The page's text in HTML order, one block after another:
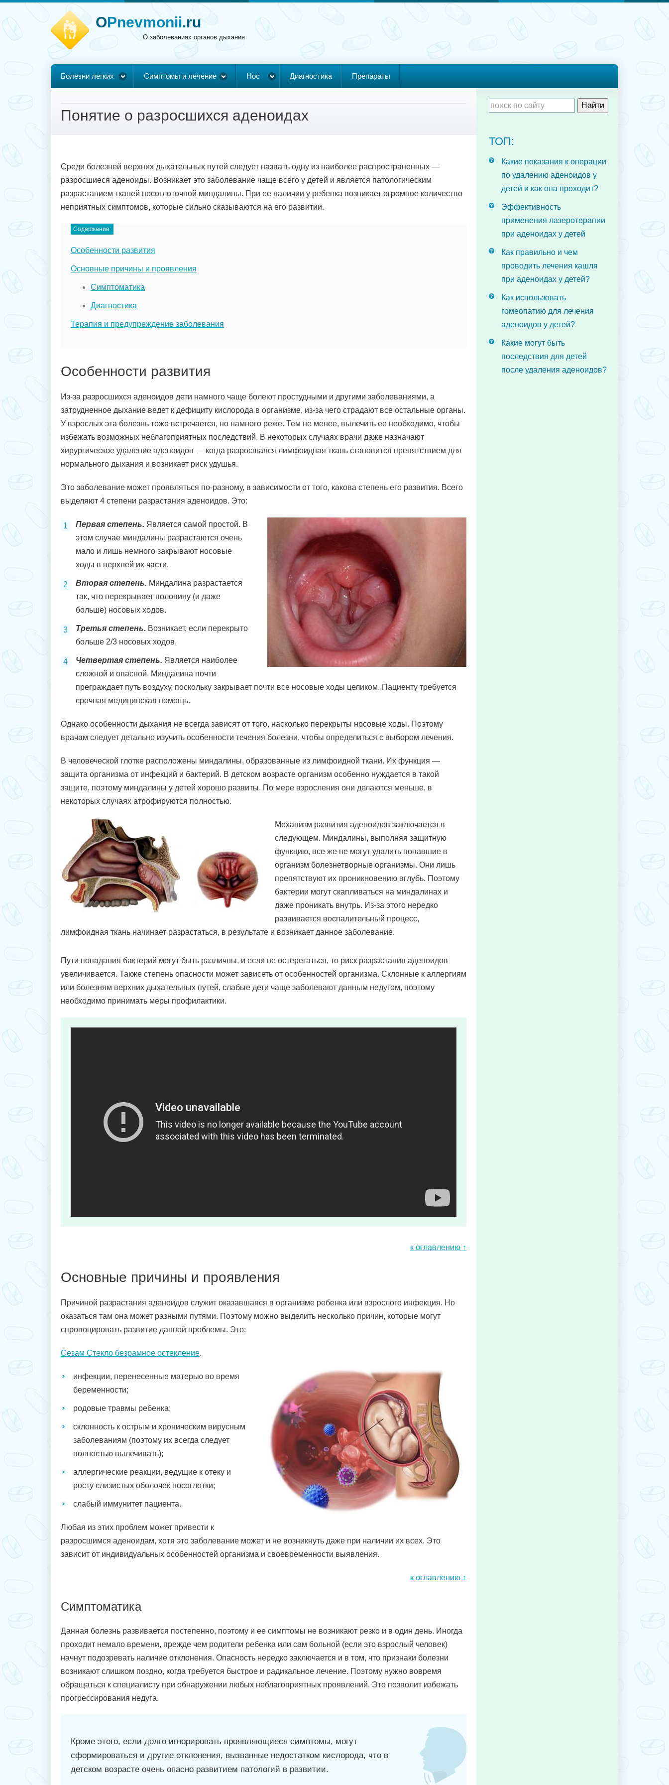
OPnevmonii.ru
О заболеваниях органов дыхания
Болезни легких Симптомы и лечение Нос Диагностика Препараты
Понятие о разросшихся аденоидах
Среди болезней верхних дыхательных путей следует назвать одну из наиболее распространенных —
разросшиеся аденоиды. Возникает это заболевание чаще всего у детей и является патологическим
разрастанием тканей носоглоточной миндалины. При ее наличии у ребенка возникает огромное количество
неприятных симптомов, которые сильно сказываются на его развитии.
Содержание:
Особенности развития
Основные причины и проявления
Симптоматика
Диагностика
Терапия и предупреждение заболевания
Особенности развития
Из-за разросшихся аденоидов дети намного чаще болеют простудными и другими заболеваниями, а
затрудненное дыхание ведет к дефициту кислорода в организме, из-за чего страдают все остальные органы.
У взрослых эта болезнь тоже встречается, но намного реже. Тем не менее, вылечить ее необходимо, чтобы
избежать возможных неблагоприятных последствий. В некоторых случаях врачи даже назначают
хирургическое удаление аденоидов — когда разросшаяся лимфоидная ткань становится препятствием для
нормального дыхания и возникает риск удушья.
Это заболевание может проявляться по-разному, в зависимости от того, какова степень его развития. Всего
выделяют 4 степени разрастания аденоидов. Это:
Первая степень. Является самой простой. В
этом случае миндалины разрастаются очень
мало и лишь немного закрывают носовые
ходы в верхней их части.
Вторая степень. Миндалина разрастается
так, что перекрывает половину (и даже
больше) носовых ходов.
Третья степень. Возникает, если перекрыто
больше 2/3 носовых ходов.
Четвертая степень. Является наиболее
сложной и опасной. Миндалина почти
преграждает путь воздуху, поскольку закрывает почти все носовые ходы целиком. Пациенту требуется
срочная медицинская помощь.
Однако особенности дыхания не всегда зависят от того, насколько перекрыты носовые ходы. Поэтому
врачам следует детально изучить особенности течения болезни, чтобы определиться с выбором лечения.
В человеческой глотке расположены миндалины, образованные из лимфоидной ткани. Их функция —
защита организма от инфекций и бактерий. В детском возрасте организм особенно нуждается в такой
защите, поэтому миндалины у детей хорошо развиты. По мере взросления они делаются меньше, в
некоторых случаях атрофируются полностью.
Механизм развития аденоидов заключается в
следующем. Миндалины, выполняя защитную
функцию, все же не могут удалить попавшие в
организм болезнетворные организмы. Они лишь
препятствуют их проникновению вглубь. Поэтому
бактерии могут скапливаться на миндалинах и
даже проникать внутрь. Из-за этого нередко
развивается воспалительный процесс,
лимфоидная ткань начинает разрастаться, в результате и возникает данное заболевание.
Пути попадания бактерий могут быть различны, и если не остерегаться, то риск разрастания аденоидов
увеличивается. Также степень опасности может зависеть от особенностей организма. Склонные к аллергиям
или болезням верхних дыхательных путей, слабые дети чаще заболевают данным недугом, поэтому
необходимо принимать меры профилактики.
к оглавлению ↑
Основные причины и проявления
Причиной разрастания аденоидов служит оказавшаяся в организме ребенка или взрослого инфекция. Но
оказаться там она может разными путями. Поэтому можно выделить несколько причин, которые могут
спровоцировать развитие данной проблемы. Это:
Сезам Стекло безрамное остекление.
инфекции, перенесенные матерью во время
беременности;
родовые травмы ребенка;
склонность к острым и хроническим вирусным
заболеваниям (поэтому их всегда следует
полностью вылечивать);
аллергические реакции, ведущие к отеку и
росту слизистых оболочек носоглотки;
слабый иммунитет пациента.
Любая из этих проблем может привести к
разросшимся аденоидам, хотя это заболевание может и не возникнуть даже при наличии их всех. Это
зависит от индивидуальных особенностей организма и своевременности выявления.
к оглавлению ↑
Симптоматика
Данная болезнь развивается постепенно, поэтому и ее симптомы не возникают резко и в один день. Иногда
проходит немало времени, прежде чем родители ребенка или сам больной (если это взрослый человек)
начнут подозревать наличие отклонения. Опасность нередко заключается и в том, что признаки болезни
возникают слишком поздно, когда требуется быстрое и радикальное лечение. Поэтому нужно вовремя
обращаться к специалисту при обнаружении любых неблагоприятных проявлений. Это позволит избежать
прогрессирования недуга.
Кроме этого, если долго игнорировать проявляющиеся симптомы, могут
сформироваться и другие отклонения, вызванные недостатком кислорода, что в
детском возрасте очень опасно развитием патологий в развитии.
ТОП:
Какие показания к операции
по удалению аденоидов у
детей и как она проходит?
Эффективность
применения лазеротерапии
при аденоидах у детей
Как правильно и чем
проводить лечения кашля
при аденоидах у детей?
Как использовать
гомеопатию для лечения
аденоидов у детей?
Какие могут быть
последствия для детей
после удаления аденоидов?